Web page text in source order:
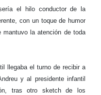
el hilo conductor de la
con un toque de humor
la atención de toda
llegaba el turno de recibir a
y al presidente infantil
tras otro sketch de los